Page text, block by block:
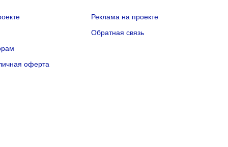
оферта
Реклама на проекте
Обратная связь